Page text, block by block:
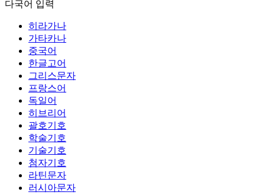
다국어 입력
히라가나
가타카나
중국어
한글고어
그리스문자
프랑스어
독일어
히브리어
괄호기호
학술기호
기술기호
첨자기호
라틴문자
러시아문자